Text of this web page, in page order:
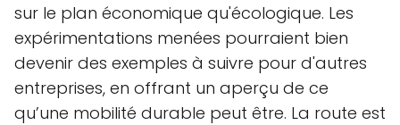
sur le plan économique qu'écologique. Les
expérimentations menées pourraient bien
devenir des exemples à suivre pour d'autres
entreprises, en offrant un aperçu de ce
qu’une mobilité durable peut être. La route est